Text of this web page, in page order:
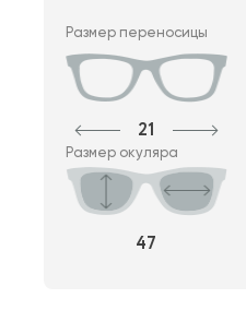
Размер переносицы
21
Размер окуляра
47